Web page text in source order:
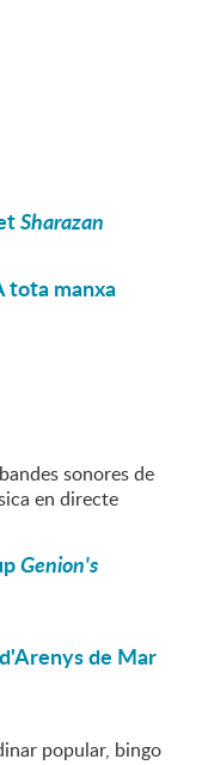
Sharazan
tota manxa
sonores de
en directe
Genion's
de Mar
popular, bingo